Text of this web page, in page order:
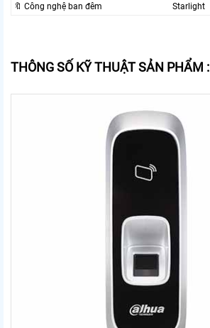
🔖 Công nghệ ban đêm
Starlight
THÔNG SỐ KỸ THUẬT SẢN PHẨM :